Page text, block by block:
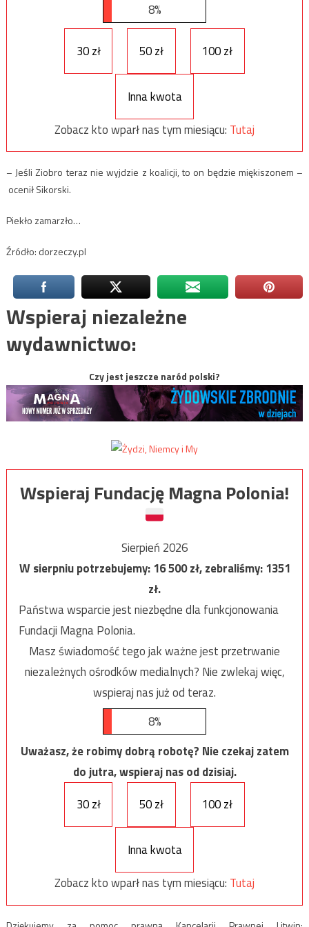
8%
30 zł 50 zł 100 zł
Inna kwota
Zobacz kto wparł nas tym miesiącu: Tutaj
– Jeśli Ziobro teraz nie wyjdzie z koalicji, to on będzie miękiszonem –
ocenił Sikorski.
Piekło zamarzło…
Źródło: dorzeczy.pl
Wspieraj niezależne
wydawnictwo:
Czy jest jeszcze naród polski?
Wspieraj Fundację Magna Polonia!
Sierpień 2026
W sierpniu potrzebujemy:16 500zł, zebraliśmy:1351
zł.
Państwa wsparcie jest niezbędne dla funkcjonowania
Fundacji Magna Polonia.
Masz świadomość tego jak ważne jest przetrwanie
niezależnych ośrodków medialnych? Nie zwlekaj więc,
wspieraj nas już od teraz.
8%
Uważasz, że robimy dobrą robotę? Nie czekaj zatem
do jutra, wspieraj nas od dzisiaj.
30 zł
50 zł 100 zł
Inna kwota
Zobacz kto wparł nas tym miesiącu: Tutaj